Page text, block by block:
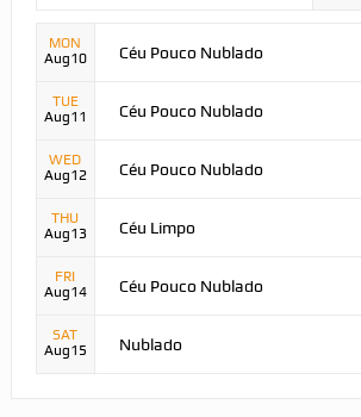
MON
Aug10
Céu Pouco Nublado
TUE
Aug11
Céu Pouco Nublado
WED
Aug12
Céu Pouco Nublado
THU
Aug13
Céu Limpo
FRI
Aug14
Céu Pouco Nublado
SAT
Aug15
Nublado